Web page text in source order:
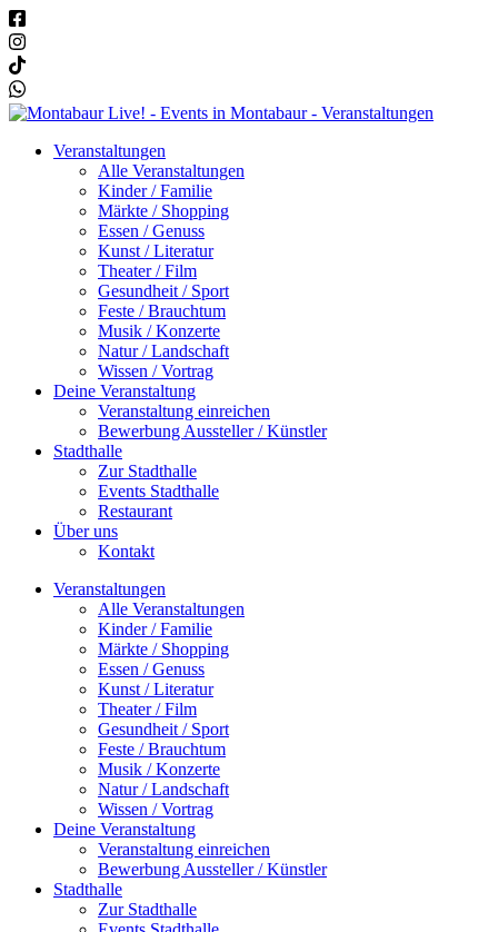
Veranstaltungen
Alle Veranstaltungen
Kinder / Familie
Märkte / Shopping
Essen / Genuss
Kunst / Literatur
Theater / Film
Gesundheit / Sport
Feste / Brauchtum
Musik / Konzerte
Natur / Landschaft
Wissen / Vortrag
Deine Veranstaltung
Veranstaltung einreichen
Bewerbung Aussteller / Künstler
Stadthalle
Zur Stadthalle
Events Stadthalle
Restaurant
Über uns
Kontakt
Veranstaltungen
Alle Veranstaltungen
Kinder / Familie
Märkte / Shopping
Essen / Genuss
Kunst / Literatur
Theater / Film
Gesundheit / Sport
Feste / Brauchtum
Musik / Konzerte
Natur / Landschaft
Wissen / Vortrag
Deine Veranstaltung
Veranstaltung einreichen
Bewerbung Aussteller / Künstler
Stadthalle
Zur Stadthalle